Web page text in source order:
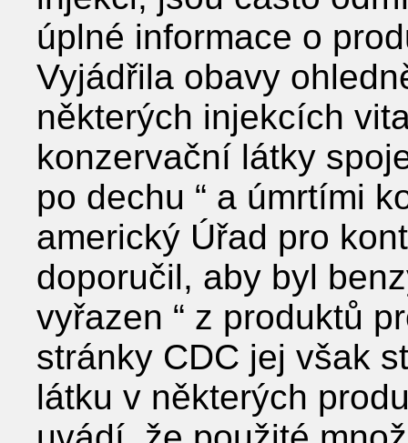
úplné informace o
Vyjádřila obavy
některých injekcích
konzervační látky
po dechu “ a úmrtími
americký Úřad pro
doporučil, aby byl
vyřazen “ z produktů
stránky CDC jej však
látku v některých